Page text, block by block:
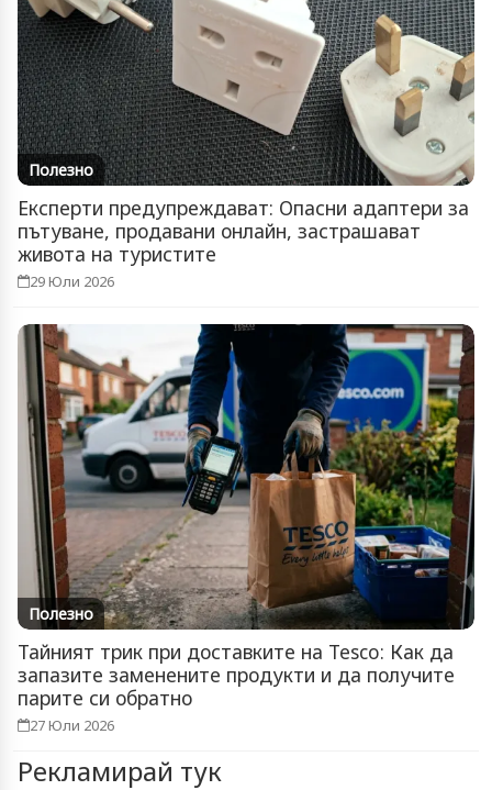
Полезно
Експерти предупреждават: Опасни адаптери за
пътуване, продавани онлайн, застрашават
живота на туристите
29 Юли 2026
Полезно
Тайният трик при доставките на Tesco: Как да
запазите заменените продукти и да получите
парите си обратно
27 Юли 2026
Рекламирай тук